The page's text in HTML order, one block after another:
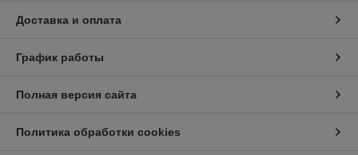
Доставка и оплата
График работы
Полная версия сайта
Политика обработки cookies